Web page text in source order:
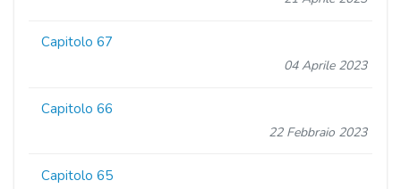
Capitolo 67
04 Aprile 2023
Capitolo 66
22 Febbraio 2023
Capitolo 65